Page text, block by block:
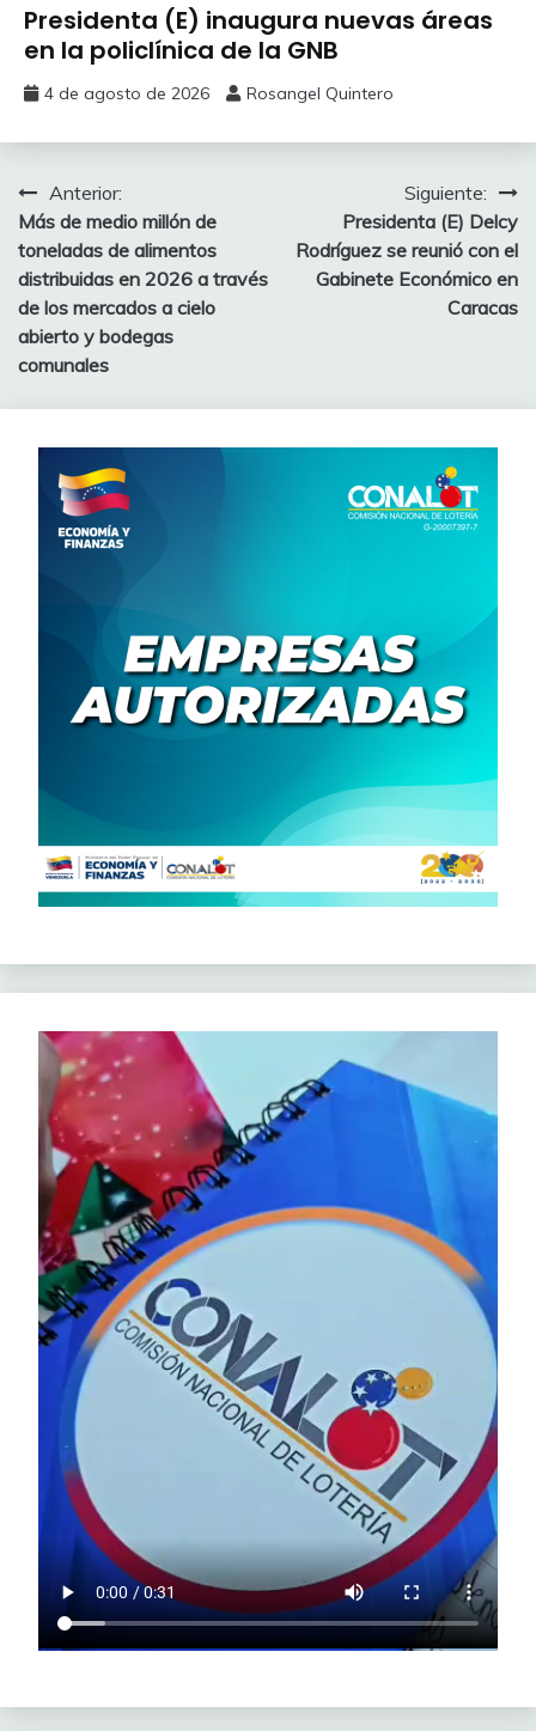
Presidenta (E) inaugura nuevas áreas
en la policlínica de la GNB
4 de agosto de 2026 Rosangel Quintero
Anterior:
Más de medio millón de
toneladas de alimentos
distribuidas en 2026 a través
de los mercados a cielo
abierto y bodegas
comunales
Siguiente:
Presidenta (E) Delcy
Rodríguez se reunió con el
Gabinete Económico en
Caracas